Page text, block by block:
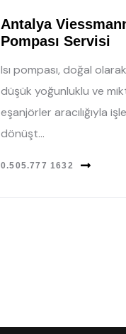
Antalya
Pompası Servisi
Isı pompası, doğal
düşük yoğunluklu ve
eşanjörler aracılığıyla
dönüşt...
0.505.777 1632